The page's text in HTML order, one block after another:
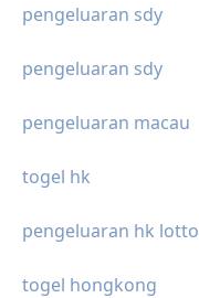
pengeluaran sdy
pengeluaran sdy
pengeluaran macau
togel hk
pengeluaran hk lotto
togel hongkong